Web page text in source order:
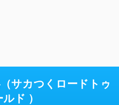
サカつくロードトゥ
ド ）